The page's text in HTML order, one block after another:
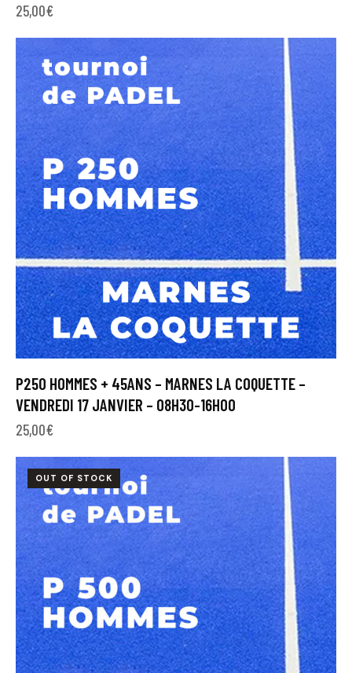
25,00€
P250 HOMMES + 45ANS – MARNES LA COQUETTE –
VENDREDI 17 JANVIER – 08H30-16H00
25,00€
OUT OF STOCK